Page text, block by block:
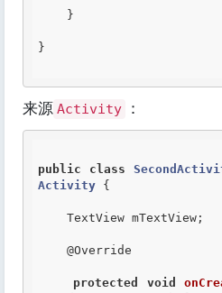
}
来源 Activity ：
public class
Activity {
@Override
protected void